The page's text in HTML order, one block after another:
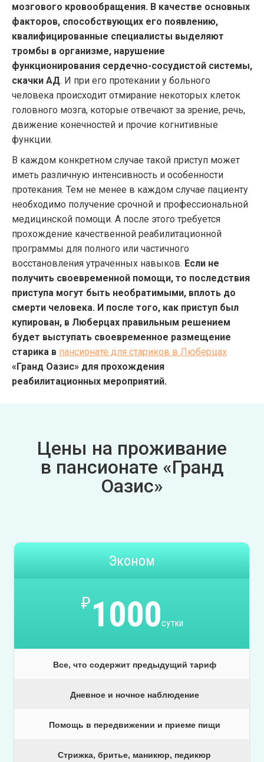
мозгового кровообращения. В качестве основных
факторов, способствующих его появлению,
квалифицированные специалисты выделяют
тромбы в организме, нарушение
функционирования сердечно-сосудистой системы,
скачки АД. И при его протекании у больного
человека происходит отмирание некоторых клеток
головного мозга, которые отвечают за зрение, речь,
движение конечностей и прочие когнитивные
функции.
В каждом конкретном случае такой приступ может
иметь различную интенсивность и особенности
протекания. Тем не менее в каждом случае пациенту
необходимо получение срочной и профессиональной
медицинской помощи. А после этого требуется
прохождение качественной реабилитационной
программы для полного или частичного
восстановления утраченных навыков. Если не
получить своевременной помощи, то последствия
приступа могут быть необратимыми, вплоть до
смерти человека. И после того, как приступ был
купирован, в Люберцах правильным решением
будет выступать своевременное размещение
старика в пансионате для стариков в Люберцах
«Гранд Оазис» для прохождения
реабилитационных мероприятий.
Цены на проживание
в пансионате «Гранд
Оазис»
Эконом
₽1000сутки
Все, что содержит предыдущий тариф
Дневное и ночное наблюдение
Помощь в передвижении и приеме пищи
Стрижка, бритье, маникюр, педикюр